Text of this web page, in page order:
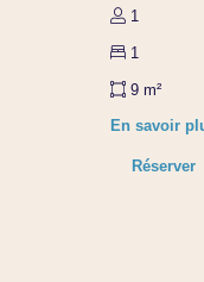
1
1
9 m²
En savoir
Réserver